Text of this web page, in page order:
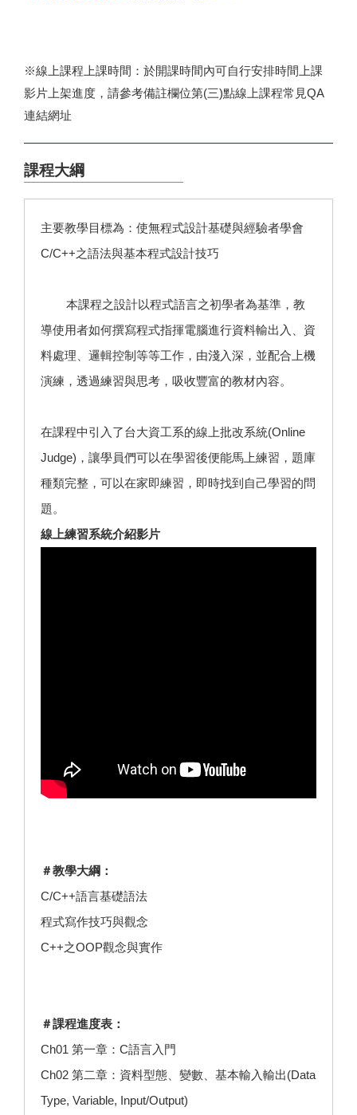
※線上課程上課時間：於開課時間內可自行安排時間上課
影片上架進度，請參考備註欄位第(三)點線上課程常見QA
連結網址
課程大綱
主要教學目標為：使無程式設計基礎與經驗者學會
C/C++之語法與基本程式設計技巧
本課程之設計以程式語言之初學者為基準，教
導使用者如何撰寫程式指揮電腦進行資料輸出入、資
料處理、邏輯控制等等工作，由淺入深，並配合上機
演練，透過練習與思考，吸收豐富的教材內容。
在課程中引入了台大資工系的線上批改系統(Online
Judge)，讓學員們可以在學習後便能馬上練習，題庫
種類完整，可以在家即練習，即時找到自己學習的問
題。
線上練習系統介紹影片
＃教學大綱：
C/C++語言基礎語法
程式寫作技巧與觀念
C++之OOP觀念與實作
＃課程進度表：
Ch01 第一章：C語言入門
Ch02 第二章：資料型態、變數、基本輸入輸出(Data
Type, Variable, Input/Output)